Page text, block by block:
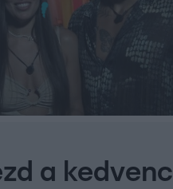
a kedvenc